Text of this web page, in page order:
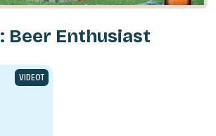
Beer Enthusiast
VIDEOT